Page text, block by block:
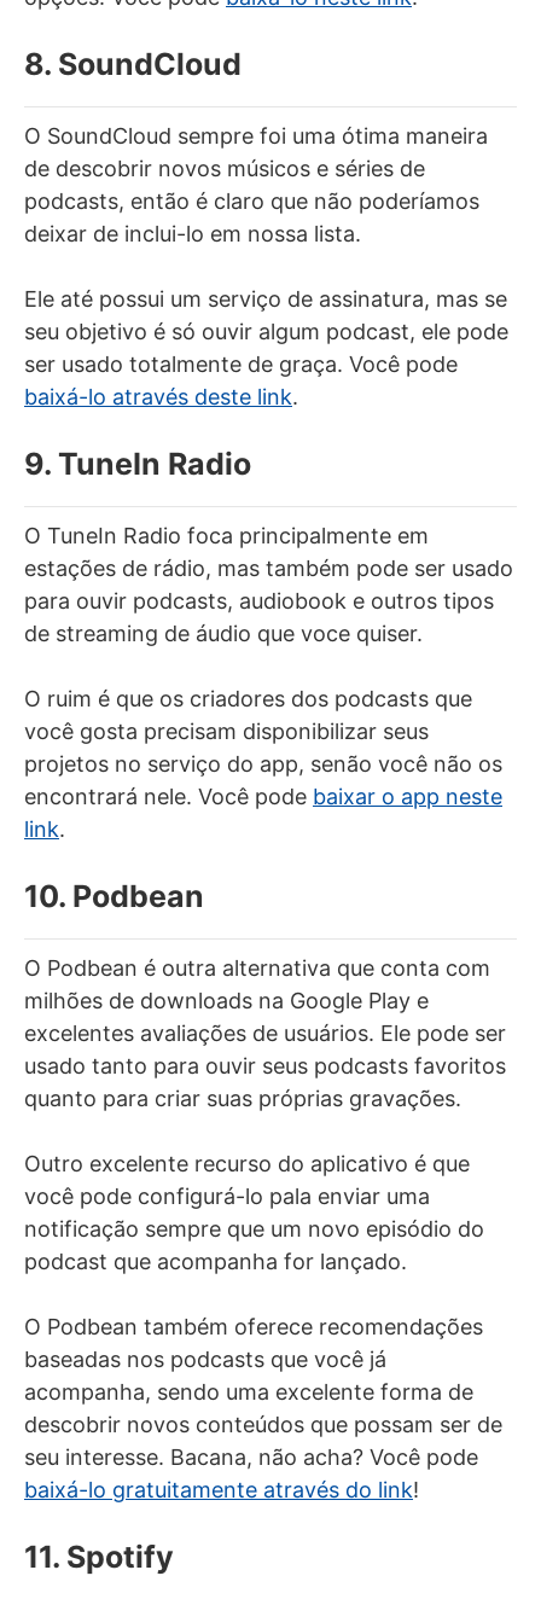
8. SoundCloud
O SoundCloud sempre foi uma ótima maneira
de descobrir novos músicos e séries de
podcasts, então é claro que não poderíamos
deixar de inclui-lo em nossa lista.
Ele até possui um serviço de assinatura, mas se
seu objetivo é só ouvir algum podcast, ele pode
ser usado totalmente de graça. Você pode
baixá-lo através deste link.
9. TuneIn Radio
O TuneIn Radio foca principalmente em
estações de rádio, mas também pode ser usado
para ouvir podcasts, audiobook e outros tipos
de streaming de áudio que voce quiser.
O ruim é que os criadores dos podcasts que
você gosta precisam disponibilizar seus
projetos no serviço do app, senão você não os
encontrará nele. Você pode baixar o app neste
link.
10. Podbean
O Podbean é outra alternativa que conta com
milhões de downloads na Google Play e
excelentes avaliações de usuários. Ele pode ser
usado tanto para ouvir seus podcasts favoritos
quanto para criar suas próprias gravações.
Outro excelente recurso do aplicativo é que
você pode configurá-lo pala enviar uma
notificação sempre que um novo episódio do
podcast que acompanha for lançado.
O Podbean também oferece recomendações
baseadas nos podcasts que você já
acompanha, sendo uma excelente forma de
descobrir novos conteúdos que possam ser de
seu interesse. Bacana, não acha? Você pode
baixá-lo gratuitamente através do link!
11. Spotify